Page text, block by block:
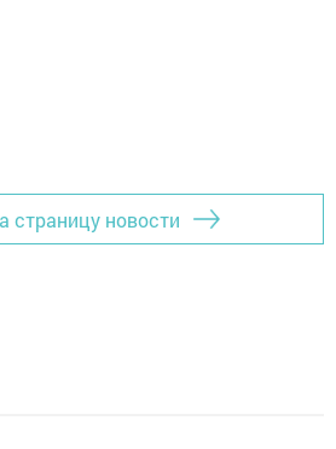
страницу новости